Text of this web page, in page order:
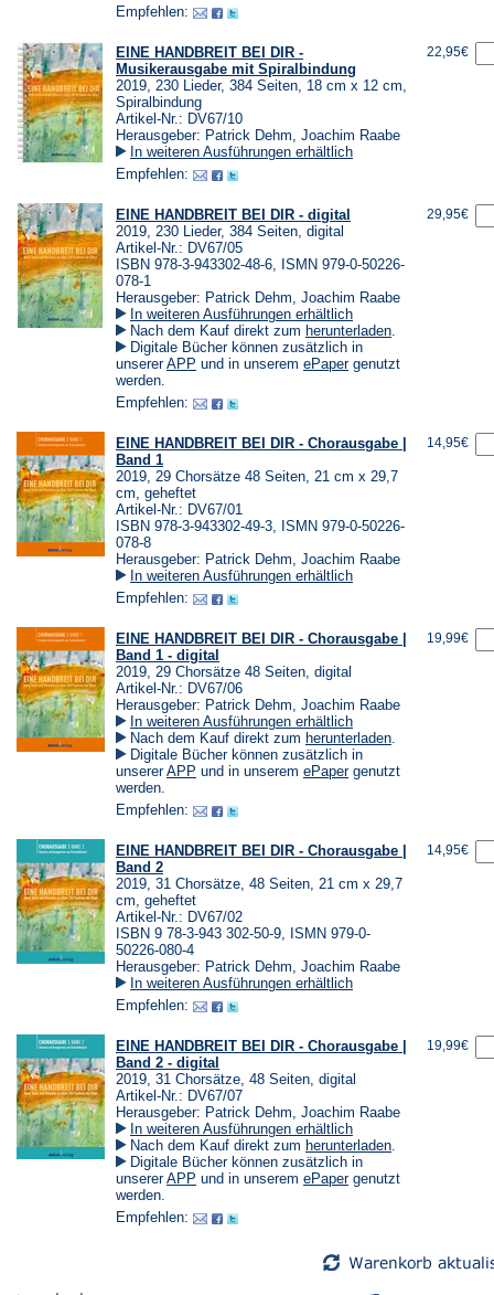
Empfehlen:
EINE HANDBREIT BEI DIR -
Musikerausgabe mit Spiralbindung
2019, 230 Lieder, 384 Seiten, 18 cm x 12 cm,
Spiralbindung
Artikel-Nr.: DV67/10
Herausgeber: Patrick Dehm, Joachim Raabe
In weiteren Ausführungen erhältlich
Empfehlen:
22,95€
EINE HANDBREIT BEI DIR - digital
2019, 230 Lieder, 384 Seiten, digital
Artikel-Nr.: DV67/05
ISBN 978-3-943302-48-6, ISMN 979-0-50226-
078-1
Herausgeber: Patrick Dehm, Joachim Raabe
In weiteren Ausführungen erhältlich
Nach dem Kauf direkt zum herunterladen(Öffnet
einem
.
Digitale Bücher können zusätzlich in
unsererAPP (Öffnet
neuen
und in unserem ePaper(Öffnet
genutzt
werden.
Empfehlen:
29,95€
EINE HANDBREIT BEI DIR - Chorausgabe |
Band 1
2019, 29 Chorsätze 48 Seiten, 21 cm x 29,7
cm, geheftet
Artikel-Nr.: DV67/01
ISBN 978-3-943302-49-3, ISMN 979-0-50226-
078-8
Herausgeber: Patrick Dehm, Joachim Raabe
In weiteren Ausführungen erhältlich
Empfehlen:
14,95€
EINE HANDBREIT BEI DIR - Chorausgabe |
Band 1 - digital
2019, 29 Chorsätze 48 Seiten, digital
Artikel-Nr.: DV67/06
Herausgeber: Patrick Dehm, Joachim Raabe
In weiteren Ausführungen erhältlich
Nach dem Kauf direkt zum herunterladen(Öffnet
einem
.
Digitale Bücher können zusätzlich in
unsererAPP (Öffnet
neuen
und in unserem ePaper(Öffnet
genutzt
werden.
Empfehlen:
19,99€
EINE HANDBREIT BEI DIR - Chorausgabe |
Band 2
2019, 31 Chorsätze, 48 Seiten, 21 cm x 29,7
cm, geheftet
Artikel-Nr.: DV67/02
ISBN 9 78-3-943 302-50-9, ISMN 979-0-
50226-080-4
Herausgeber: Patrick Dehm, Joachim Raabe
In weiteren Ausführungen erhältlich
Empfehlen:
14,95€
EINE HANDBREIT BEI DIR - Chorausgabe |
Band 2 - digital
2019, 31 Chorsätze, 48 Seiten, digital
Artikel-Nr.: DV67/07
Herausgeber: Patrick Dehm, Joachim Raabe
In weiteren Ausführungen erhältlich
Nach dem Kauf direkt zum herunterladen(Öffnet
einem
.
Digitale Bücher können zusätzlich in
unsererAPP (Öffnet
neuen
und in unserem ePaper(Öffnet
genutzt
werden.
Empfehlen:
19,99€